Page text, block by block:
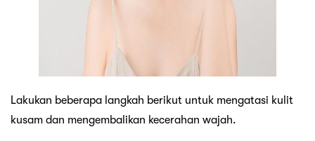
Lakukan beberapa langkah berikut untuk mengatasi kulit
kusam dan mengembalikan kecerahan wajah.